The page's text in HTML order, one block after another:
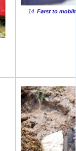
14. Først to